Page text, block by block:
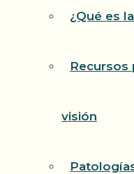
¿Qué es
Recursos
visión